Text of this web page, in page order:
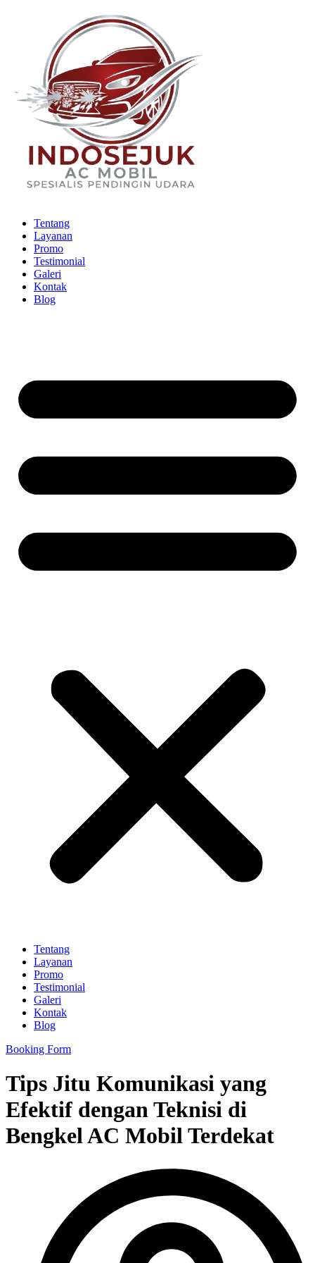
Tentang
Layanan
Promo
Testimonial
Galeri
Kontak
Blog
Tentang
Layanan
Promo
Testimonial
Galeri
Kontak
Blog
Booking Form
Tips Jitu Komunikasi yang
Efektif dengan Teknisi di
Bengkel AC Mobil Terdekat